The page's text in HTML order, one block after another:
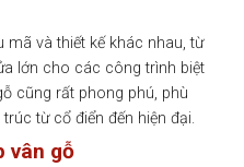
mã và thiết kế khác nhau, từ
lớn cho các công trình biệt
cũng rất phong phú, phù
từ cổ điển đến hiện đại.
vân gỗ